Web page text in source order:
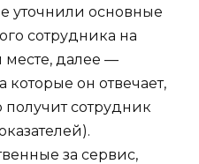
уточнили основные
сотрудника на
далее —
которые он отвечает,
сотрудник
за сервис,